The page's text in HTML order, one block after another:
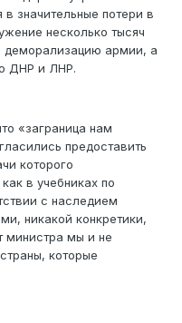
значительные потери в
несколько тысяч
деморализацию армии, а
ДНР и ЛНР.
«заграница нам
предоставить
которого
в учебниках по
с наследием
никакой конкретики,
министра мы и не
которые